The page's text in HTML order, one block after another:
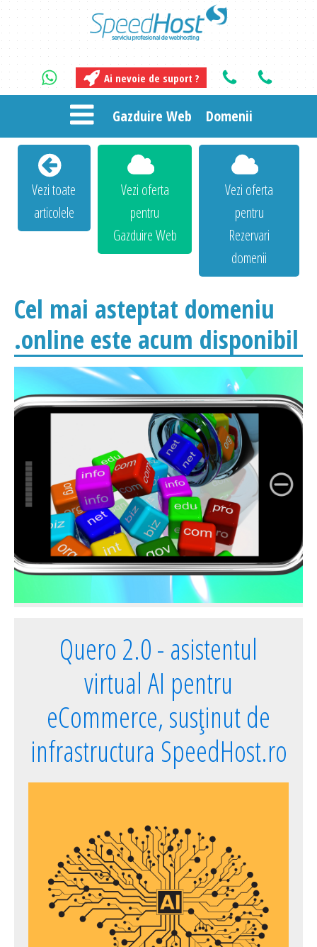
Ai nevoie de suport ?
Gazduire Web Domenii
Vezi toate
articolele
Vezi oferta
pentru
Gazduire Web
Vezi oferta
pentru
Rezervari
domenii
Cel mai asteptat domeniu
.online este acum disponibil
Quero 2.0 - asistentul
virtual AI pentru
eCommerce, susținut de
infrastructura SpeedHost.ro